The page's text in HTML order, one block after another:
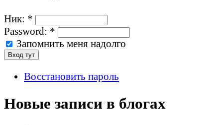
Ник: *
Password: *
Запомнить меня надолго
Восстановить пароль
Новые записи в блогах